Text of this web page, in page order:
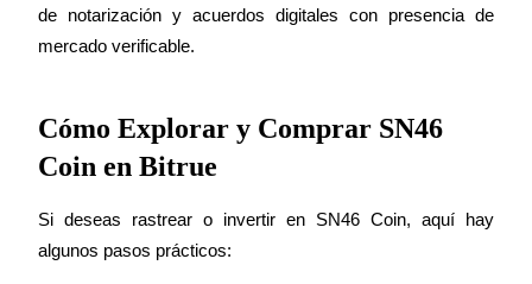
Más eventos
Gana premios y recompensas exclusivas
AccesoInscribirse
de notarización y acuerdos digitales con presencia de
mercado verificable.
Cómo Explorar y Comprar SN46
Coin en Bitrue
Si deseas rastrear o invertir en SN46 Coin, aquí hay
algunos pasos prácticos: